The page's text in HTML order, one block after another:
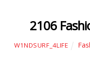
2106
W1NDSURF_4LIFE